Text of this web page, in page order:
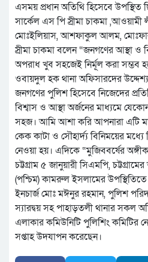
এসময় প্রধান অতিথি হিসেবে
সার্কেল এস পি স্রীমা চাকমা
মোঃইলিয়াস, আশফাকুল আলম,
স্রীমা চাকমা বলেন “জনগণের আস্থা ও
অপরাধ খুব সহজেই নির্মূল করা সম্ভব
ওবায়দুল হক থানা অফিসারদের
জনগণের পুলিশ হিসেবে নিজেদের
বিশ্বাস ও আস্থা অর্জনের মাধ্যমে
সহজ। আমি আশা করি আপনারা এটি
কেক কাটা ও সৌহার্দ্য বিনিময়ের
নেওয়া হয়। এদিকে “মুজিববর্ষের
চট্টগ্রাম ৫ জানুয়ারী সিএমপি,
(পশ্চিম) কামরুল ইসলামের
ইনচার্জ মোঃ মঈনুর রহমান, পুলিশ
স্যারদ্বয় সহ পাহাড়তলী থানার সকল
এলাকার কমিউনিটি পুলিশিং কমিটির
সপ্তাহ উদযাপন করেছেন।